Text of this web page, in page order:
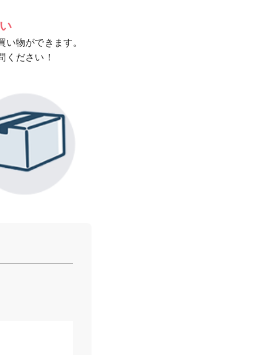
物ができます。
ください！